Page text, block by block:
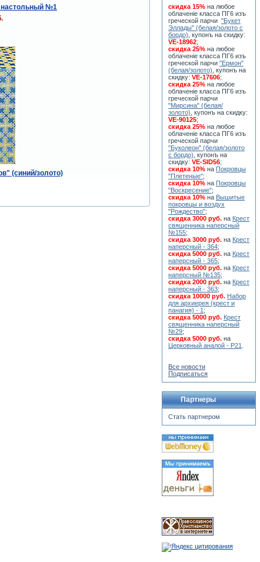
№1
(синий/золото)
скидка 15% на любое
облаченiе класса ПГ6 изъ
греческой парчи "Букет
Эллады" (белая/золото с
бордо) , купонъ на скидку:
VE-18962;
скидка 25% на любое
облаченiе класса ПГ6 изъ
греческой парчи "Ермон"
(белая/золото) , купонъ на
скидку: VE-17606;
скидка 25% на любое
облаченiе класса ПГ6 изъ
греческой парчи
"Мирсина" (белая/
золото) , купонъ на скидку:
VE-90125;
скидка 25% на любое
облаченiе класса ПГ6 изъ
греческой парчи
"Буколеон" (белая/золото
с бордо) , купонъ на
скидку: VE-SID56;
скидка 10% на Покровцы
"Плетеные";
скидка 10% на Покровцы
"Воскресение";
скидка 10% на Вышитые
покровцы и воздух
"Рождество";
скидка 3000 руб. на Крест
священника наперсный
№155;
скидка 3000 руб. на Крест
наперсный - 364;
скидка 5000 руб. на Крест
наперсный - 365;
скидка 5000 руб. на Крест
наперсный №135;
скидка 2000 руб. на Крест
наперсный - 363;
скидка 10000 руб. Набор
для архиерея (крест и
панагия) - 1 ;
скидка 5000 руб. Крест
священника наперсный
№29;
скидка 5000 руб. на
Церковный аналой - Р21
Все новости
Подписаться
Партнеры
Стать партнером